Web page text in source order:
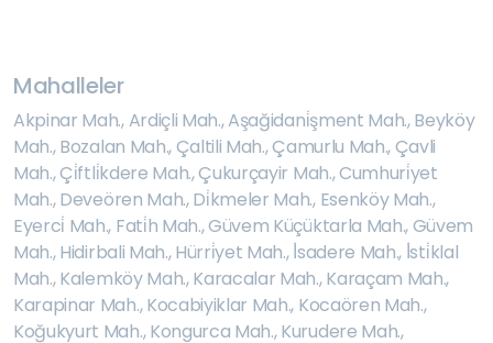
Mahalleler
Akpinar Mah.,Ardiçli Mah.,Aşağidani̇şment Mah.,Beyköy
Mah.,Bozalan Mah.,Çaltili Mah.,Çamurlu Mah.,Çavli
Mah.,Çi̇ftli̇kdere Mah.,Çukurçayir Mah.,Cumhuri̇yet
Mah.,Deveören Mah.,Di̇kmeler Mah., Esenköy Mah.,
Eyerci̇ Mah., Fati̇h Mah.,Güvem Küçüktarla Mah.,Güvem
Mah.,Hidirbali Mah.,Hürri̇yet Mah.,İ̇sadere Mah., İ̇sti̇klal
Mah.,Kalemköy Mah.,Karacalar Mah.,Karaçam Mah.,
Karapinar Mah.,Kocabiyiklar Mah., Kocaören Mah.,
Koğukyurt Mah.,Kongurca Mah.,Kurudere Mah.,